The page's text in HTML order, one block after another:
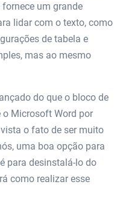
fornece um grande
lidar com o texto, como
de tabela e
mas ao mesmo
do que o bloco de
o Microsoft Word por
o fato de ser muito
uma boa opção para
para desinstalá-lo do
como realizar esse